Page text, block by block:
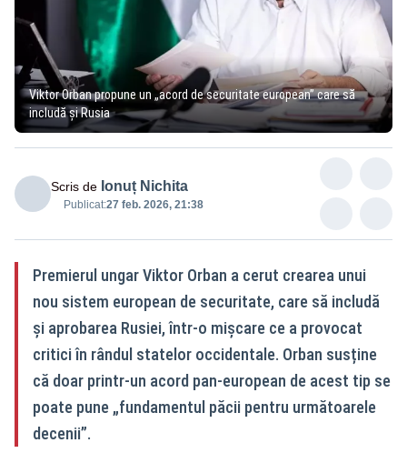
Viktor Orban propune un „acord de securitate european” care să
includă și Rusia
Scris de Ionuț Nichita
Publicat:27 feb. 2026, 21:38
Premierul ungar Viktor Orban a cerut crearea unui
nou sistem european de securitate, care să includă
și aprobarea Rusiei, într-o mișcare ce a provocat
critici în rândul statelor occidentale. Orban susține
că doar printr-un acord pan-european de acest tip se
poate pune „fundamentul păcii pentru următoarele
decenii”.